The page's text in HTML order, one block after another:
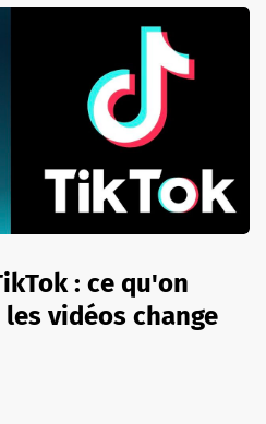
: ce qu'on
vidéos change